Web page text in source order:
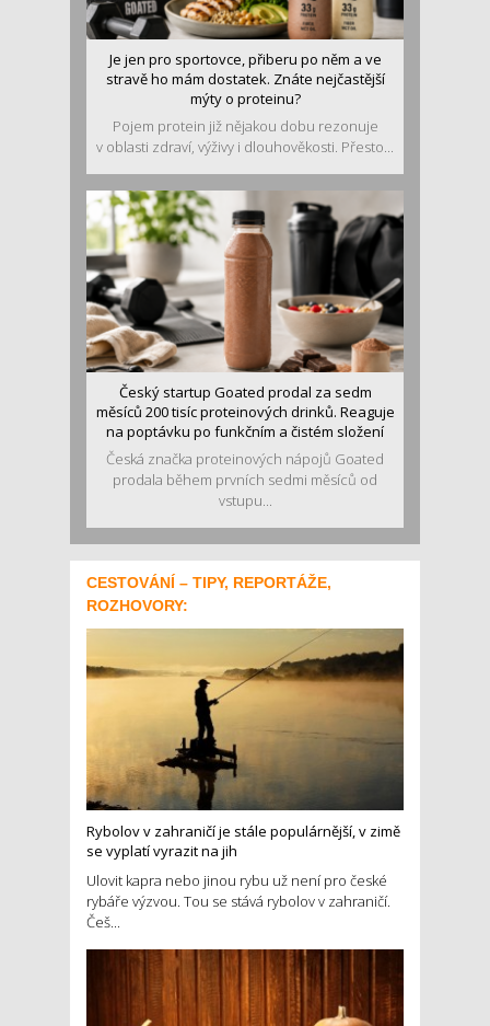
Je jen pro sportovce, přiberu po něm a ve
stravě ho mám dostatek. Znáte nejčastější
mýty o proteinu?
Pojem protein již nějakou dobu rezonuje
v oblasti zdraví, výživy i dlouhověkosti. Přesto...
Český startup Goated prodal za sedm
měsíců 200 tisíc proteinových drinků. Reaguje
na poptávku po funkčním a čistém složení
Česká značka proteinových nápojů Goated
prodala během prvních sedmi měsíců od
vstupu...
CESTOVÁNÍ – TIPY, REPORTÁŽE,
ROZHOVORY:
Rybolov v zahraničí je stále populárnější, v zimě
se vyplatí vyrazit na jih
Ulovit kapra nebo jinou rybu už není pro české
rybáře výzvou. Tou se stává rybolov v zahraničí.
Češ...